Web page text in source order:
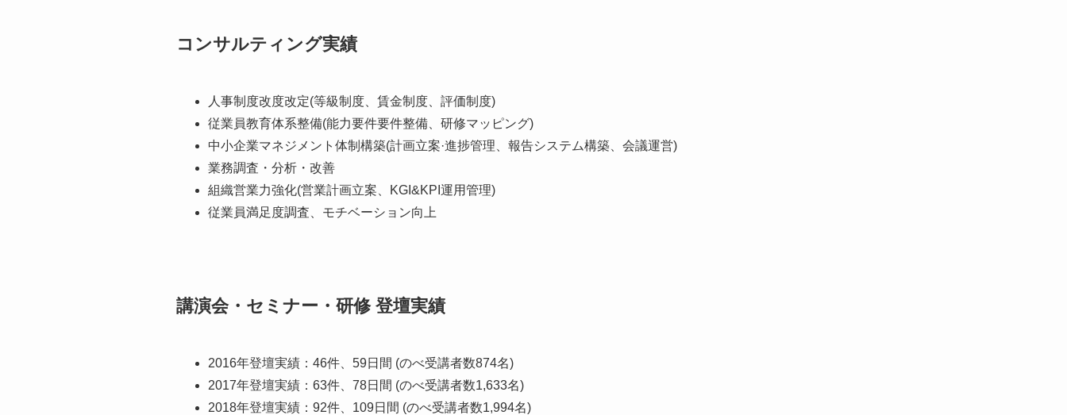
コンサルティング実績
人事制度改度改定(等級制度、賃金制度、評価制度)
従業員教育体系整備(能力要件要件整備、研修マッピング)
中小企業マネジメント体制構築(計画立案·進捗管理、報告システム構築、会議運営)
業務調査・分析・改善
組織営業力強化(営業計画立案、KGI&KPI運用管理)
従業員満足度調査、モチベーション向上
講演会・セミナー・研修 登壇実績
2016年登壇実績：46件、59日間 (のべ受講者数874名)
2017年登壇実績：63件、78日間 (のべ受講者数1,633名)
2018年登壇実績：92件、109日間 (のべ受講者数1,994名)